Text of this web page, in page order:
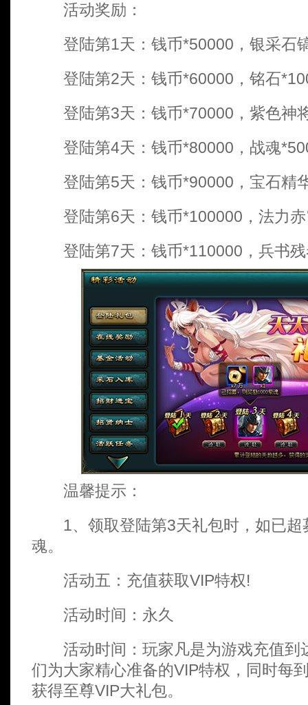
活动奖励：
登陆第1天：钱币*50000，银采石
登陆第2天：钱币*60000，铭石
登陆第3天：钱币*70000，紫色神
登陆第4天：钱币*80000，战魂
登陆第5天：钱币*90000，宝石精
登陆第6天：钱币*100000，法力赤
登陆第7天：钱币*110000，兵书残
温馨提示：
1、领取登陆第3天礼包时，如已超
魂。
活动五：充值获取VIP特权!
活动时间：永久
活动时间：玩家凡是为游戏充值到
们为大家精心准备的VIP特权，同时每
获得至尊VIP大礼包。